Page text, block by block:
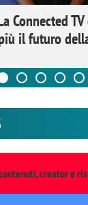
Connected
il futuro
creator e